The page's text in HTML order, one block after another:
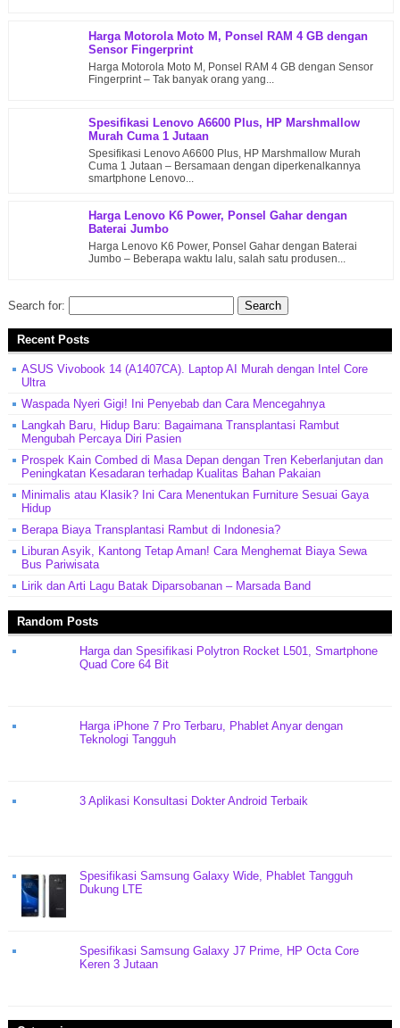
Harga Motorola Moto M, Ponsel RAM 4 GB dengan
Sensor Fingerprint
Harga Motorola Moto M, Ponsel RAM 4 GB dengan Sensor
Fingerprint – Tak banyak orang yang...
Spesifikasi Lenovo A6600 Plus, HP Marshmallow
Murah Cuma 1 Jutaan
Spesifikasi Lenovo A6600 Plus, HP Marshmallow Murah
Cuma 1 Jutaan – Bersamaan dengan diperkenalkannya
smartphone Lenovo...
Harga Lenovo K6 Power, Ponsel Gahar dengan
Baterai Jumbo
Harga Lenovo K6 Power, Ponsel Gahar dengan Baterai
Jumbo – Beberapa waktu lalu, salah satu produsen...
Search for:
Recent Posts
ASUS Vivobook 14 (A1407CA). Laptop AI Murah dengan Intel Core
Ultra
Waspada Nyeri Gigi! Ini Penyebab dan Cara Mencegahnya
Langkah Baru, Hidup Baru: Bagaimana Transplantasi Rambut
Mengubah Percaya Diri Pasien
Prospek Kain Combed di Masa Depan dengan Tren Keberlanjutan dan
Peningkatan Kesadaran terhadap Kualitas Bahan Pakaian
Minimalis atau Klasik? Ini Cara Menentukan Furniture Sesuai Gaya
Hidup
Berapa Biaya Transplantasi Rambut di Indonesia?
Liburan Asyik, Kantong Tetap Aman! Cara Menghemat Biaya Sewa
Bus Pariwisata
Lirik dan Arti Lagu Batak Diparsobanan – Marsada Band
Random Posts
Harga dan Spesifikasi Polytron Rocket L501, Smartphone
Quad Core 64 Bit
Harga iPhone 7 Pro Terbaru, Phablet Anyar dengan
Teknologi Tangguh
3 Aplikasi Konsultasi Dokter Android Terbaik
Spesifikasi Samsung Galaxy Wide, Phablet Tangguh
Dukung LTE
Spesifikasi Samsung Galaxy J7 Prime, HP Octa Core
Keren 3 Jutaan